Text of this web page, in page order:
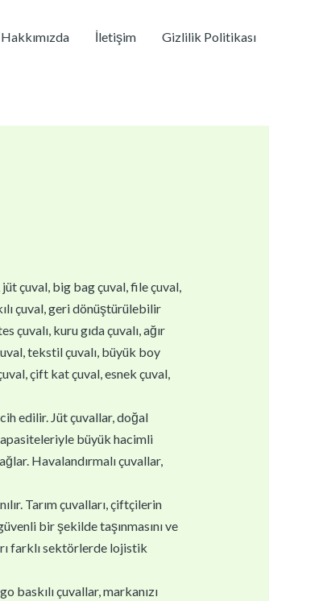
Hakkımızda İletişim Gizlilik Politikası
çuval, big bag çuval, file çuval,
çuval, geri dönüştürülebilir
çuvalı, kuru gıda çuvalı, ağır
tekstil çuvalı, büyük boy
çift kat çuval, esnek çuval,
edilir. Jüt çuvallar, doğal
büyük hacimli
Havalandırmalı çuvallar,
Tarım çuvalları, çiftçilerin
bir şekilde taşınmasını ve
farklı sektörlerde lojistik
çuvallar, markanızı